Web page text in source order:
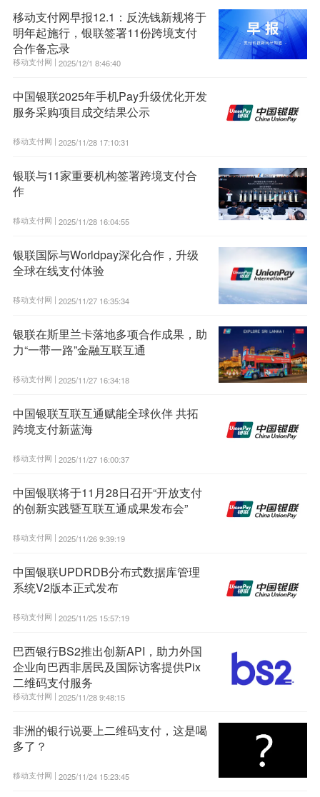
移动支付网早报12.1：反洗钱新规将于
明年起施行，银联签署11份跨境支付
合作备忘录
移动支付网 | 2025/12/1 8:46:40
中国银联2025年手机Pay升级优化开发
服务采购项目成交结果公示
移动支付网 | 2025/11/28 17:10:31
银联与11家重要机构签署跨境支付合
作
移动支付网 | 2025/11/28 16:04:55
银联国际与Worldpay深化合作，升级
全球在线支付体验
移动支付网 | 2025/11/27 16:35:34
银联在斯里兰卡落地多项合作成果，助
力“一带一路”金融互联互通
移动支付网 | 2025/11/27 16:34:18
中国银联互联互通赋能全球伙伴 共拓
跨境支付新蓝海
移动支付网 | 2025/11/27 16:00:37
中国银联将于11月28日召开“开放支付
的创新实践暨互联互通成果发布会”
移动支付网 | 2025/11/26 9:39:19
中国银联UPDRDB分布式数据库管理
系统V2版本正式发布
移动支付网 | 2025/11/25 15:57:19
巴西银行BS2推出创新API，助力外国
企业向巴西非居民及国际访客提供Pix
二维码支付服务
移动支付网 | 2025/11/28 9:48:15
非洲的银行说要上二维码支付，这是喝
多了？
移动支付网 | 2025/11/24 15:23:45